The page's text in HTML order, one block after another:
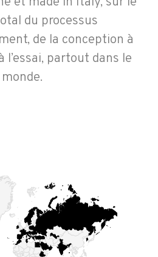
du processus
de la conception à
l’essai, partout dans le
monde.